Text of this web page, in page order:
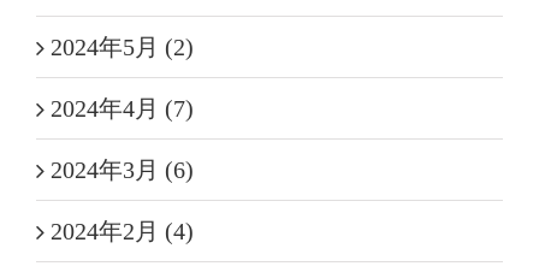
2024年5月 (2)
2024年4月 (7)
2024年3月 (6)
2024年2月 (4)